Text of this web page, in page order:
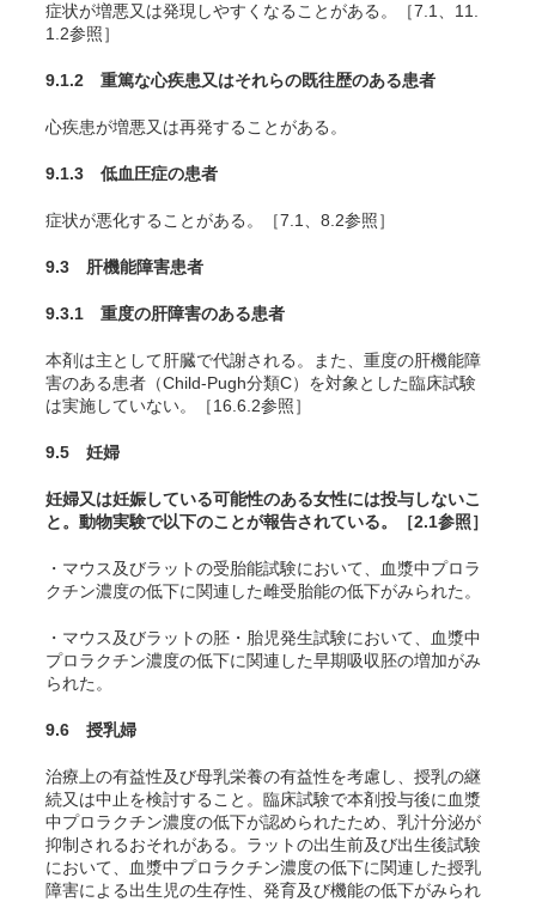
症状が増悪又は発現しやすくなることがある。［7.1、11.
1.2参照］
9.1.2 重篤な心疾患又はそれらの既往歴のある患者
心疾患が増悪又は再発することがある。
9.1.3 低血圧症の患者
症状が悪化することがある。［7.1、8.2参照］
9.3 肝機能障害患者
9.3.1 重度の肝障害のある患者
本剤は主として肝臓で代謝される。また、重度の肝機能障
害のある患者（Child-Pugh分類C）を対象とした臨床試験
は実施していない。［16.6.2参照］
9.5 妊婦
妊婦又は妊娠している可能性のある女性には投与しないこ
と。動物実験で以下のことが報告されている。［2.1参照］
・マウス及びラットの受胎能試験において、血漿中プロラ
クチン濃度の低下に関連した雌受胎能の低下がみられた 。
・マウス及びラットの胚・胎児発生試験において、血漿中
プロラクチン濃度の低下に関連した早期吸収胚の増加がみ
られた 。
9.6 授乳婦
治療上の有益性及び母乳栄養の有益性を考慮し、授乳の継
続又は中止を検討すること。臨床試験で本剤投与後に血漿
中プロラクチン濃度の低下が認められたため、乳汁分泌が
抑制されるおそれがある。ラットの出生前及び出生後試験
において、血漿中プロラクチン濃度の低下に関連した授乳
障害による出生児の生存性、発育及び機能の低下がみられ